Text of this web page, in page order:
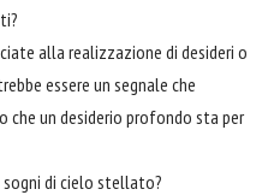
alla realizzazione di desideri o
essere un segnale che
un desiderio profondo sta per
sogni di cielo stellato?